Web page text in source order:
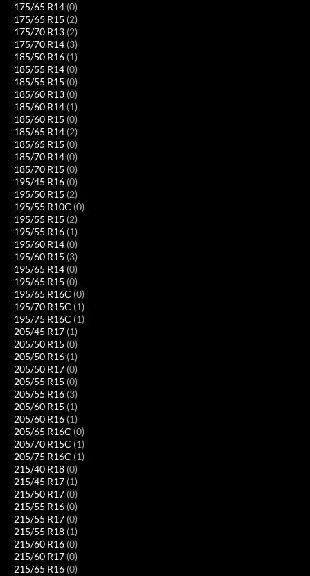
175/65 R14 (0)
175/65 R15 (2)
175/70 R13 (2)
175/70 R14 (3)
185/50 R16 (1)
185/55 R14 (0)
185/55 R15 (0)
185/60 R13 (0)
185/60 R14 (1)
185/60 R15 (0)
185/65 R14 (2)
185/65 R15 (0)
185/70 R14 (0)
185/70 R15 (0)
195/45 R16 (0)
195/50 R15 (2)
195/55 R10C (0)
195/55 R15 (2)
195/55 R16 (1)
195/60 R14 (0)
195/60 R15 (3)
195/65 R14 (0)
195/65 R15 (0)
195/65 R16C (0)
195/70 R15C (1)
195/75 R16C (1)
205/45 R17 (1)
205/50 R15 (0)
205/50 R16 (1)
205/50 R17 (0)
205/55 R15 (0)
205/55 R16 (3)
205/60 R15 (1)
205/60 R16 (1)
205/65 R16C (0)
205/70 R15C (1)
205/75 R16C (1)
215/40 R18 (0)
215/45 R17 (1)
215/50 R17 (0)
215/55 R16 (0)
215/55 R17 (0)
215/55 R18 (1)
215/60 R16 (0)
215/60 R17 (0)
215/65 R16 (0)